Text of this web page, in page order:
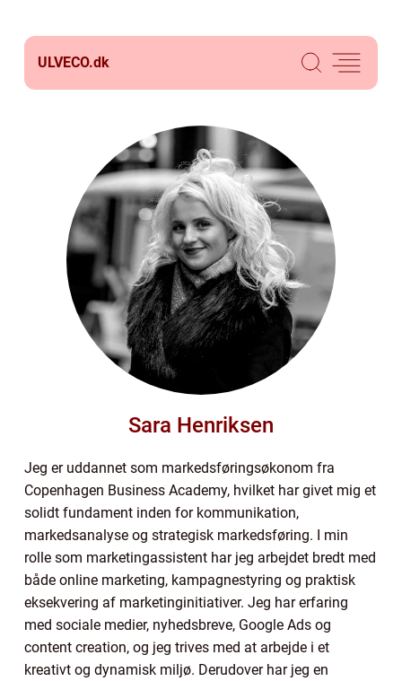
ULVECO.dk
Sara Henriksen
Jeg er uddannet som markedsføringsøkonom fra
Copenhagen Business Academy, hvilket har givet mig et
solidt fundament inden for kommunikation,
markedsanalyse og strategisk markedsføring. I min
rolle som marketingassistent har jeg arbejdet bredt med
både online marketing, kampagnestyring og praktisk
eksekvering af marketinginitiativer. Jeg har erfaring
med sociale medier, nyhedsbreve, Google Ads og
content creation, og jeg trives med at arbejde i et
kreativt og dynamisk miljø. Derudover har jeg en